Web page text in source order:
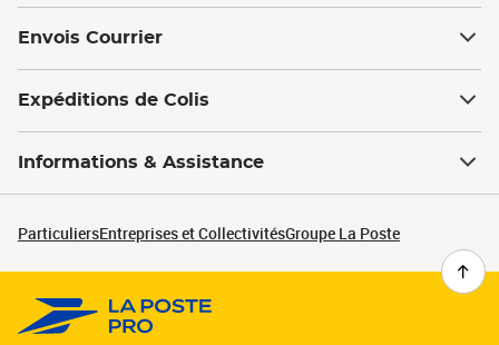
Envois Courrier
Expéditions de Colis
Informations & Assistance
ParticuliersEntreprises et CollectivitésGroupe La Poste